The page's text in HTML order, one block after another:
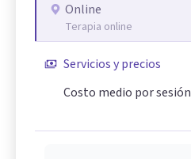
Online
Terapia online
Servicios y precios
Costo medio por sesión